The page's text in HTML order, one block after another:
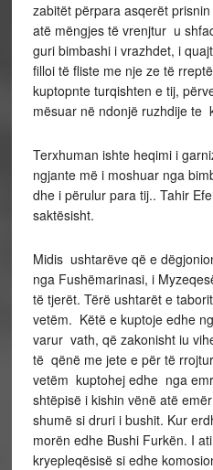
zabitët përpara asqerët
atë mëngjes të vrenjtur u
guri bimbashi i vrazhdet, i
filloi të fliste me nje ze të
kuptopnte turqishten e tij,
mësuar në ndonjë ruzhdije te
Terxhuman ishte heqimi i
ngjante më i moshuar nga
dhe i përulur para tij.. Tahir
saktësisht.
Midis ushtarëve që e
nga Fushëmarinasi, i
të tjerët. Tërë ushtarët e
vetëm. Këtë e kuptoje edhe
varur vath, që zakonisht iu
të qënë me jete e për të
vetëm kuptohej edhe nga
shtëpisë i kishin vënë atë
shumë si druri i bushit. Kur
morën edhe Bushi Furkën. I
kryepleqësisë si edhe